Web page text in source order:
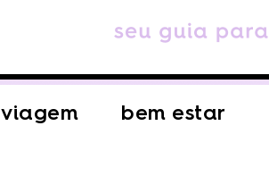
viagem bem estar